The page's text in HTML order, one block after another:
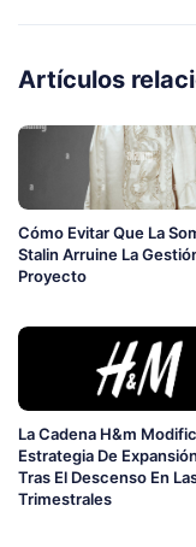
Artículos
Cómo Evitar Que La
Stalin Arruine La
Proyecto
La Cadena H&m
Estrategia De
Tras El Descenso En
Trimestrales